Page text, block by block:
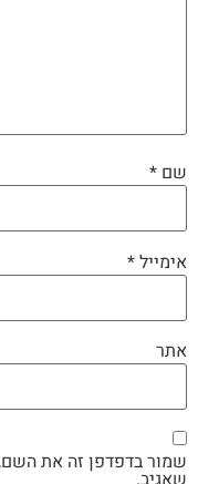
שם *
אימייל*
אתר
שמור בדפדפן זה את